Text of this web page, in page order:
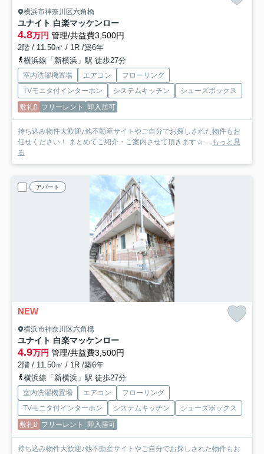
横浜市神奈川区六角橋
ユナイト 白楽マッケンロー
4.8万円 管理/共益費3,500円
2階 / 11.50㎡ / 1R /築6年
横浜線「新横浜」駅 徒歩27分
室内洗濯機置場 エアコン
フローリング
TVモニタ付インターホン
システムキッチン
シューズボックス
敷礼0 フリーレント 即入居可
持ち込み物件大歓迎♪他不動産サイトやご自分でお探しされた物件もお
任せください！ まとめてご紹介・ご案内させて頂きます☆ ... もっと見
る
アパート
NEW
横浜市神奈川区六角橋
ユナイト 白楽マッケンロー
4.9万円 管理/共益費3,500円
2階 / 11.50㎡ / 1R /築6年
横浜線「新横浜」駅 徒歩27分
室内洗濯機置場 エアコン
フローリング
TVモニタ付インターホン
システムキッチン
シューズボックス
敷礼0 フリーレント 即入居可
持ち込み物件大歓迎♪他不動産サイトやご自分でお探しされた物件もお